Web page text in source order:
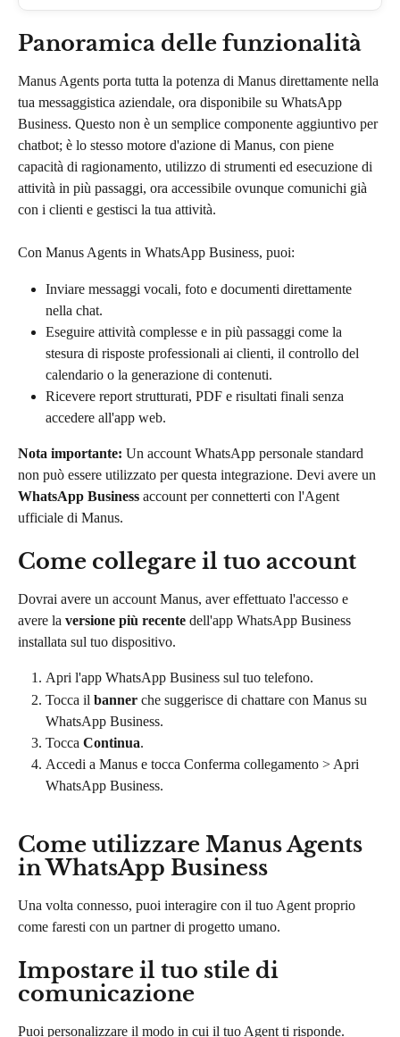
Panoramica delle funzionalità
Manus Agents porta tutta la potenza di Manus direttamente nella
tua messaggistica aziendale, ora disponibile su WhatsApp
Business. Questo non è un semplice componente aggiuntivo per
chatbot; è lo stesso motore d'azione di Manus, con piene
capacità di ragionamento, utilizzo di strumenti ed esecuzione di
attività in più passaggi, ora accessibile ovunque comunichi già
con i clienti e gestisci la tua attività.
Con Manus Agents in WhatsApp Business, puoi:
Inviare messaggi vocali, foto e documenti direttamente
nella chat.
Eseguire attività complesse e in più passaggi come la
stesura di risposte professionali ai clienti, il controllo del
calendario o la generazione di contenuti.
Ricevere report strutturati, PDF e risultati finali senza
accedere all'app web.
Nota importante: Un account WhatsApp personale standard
non può essere utilizzato per questa integrazione. Devi avere un
WhatsApp Business account per connetterti con l'Agent
ufficiale di Manus.
Come collegare il tuo account
Dovrai avere un account Manus, aver effettuato l'accesso e
avere la versione più recente dell'app WhatsApp Business
installata sul tuo dispositivo.
Apri l'app WhatsApp Business sul tuo telefono.
Tocca il banner che suggerisce di chattare con Manus su
WhatsApp Business.
Tocca Continua.
Accedi a Manus e tocca Conferma collegamento > Apri
WhatsApp Business.
Come utilizzare Manus Agents
in WhatsApp Business
Una volta connesso, puoi interagire con il tuo Agent proprio
come faresti con un partner di progetto umano.
Impostare il tuo stile di
comunicazione
Puoi personalizzare il modo in cui il tuo Agent ti risponde.